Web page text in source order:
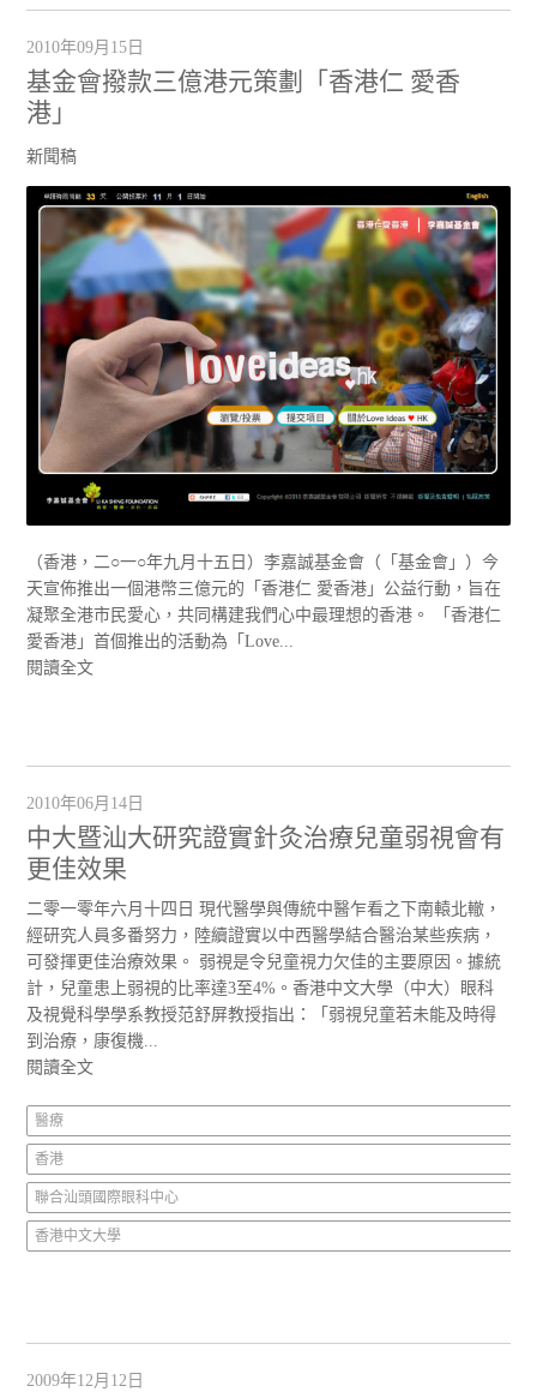
2010年09月15日
基金會撥款三億港元策劃「香港仁 愛香
港」
新聞稿
（香港，二○一○年九月十五日）李嘉誠基金會（「基金會」）今
天宣佈推出一個港幣三億元的「香港仁 愛香港」公益行動，旨在
凝聚全港市民愛心，共同構建我們心中最理想的香港。 「香港仁
愛香港」首個推出的活動為「Love...
閱讀全文
2010年06月14日
中大暨汕大研究證實針灸治療兒童弱視會有
更佳效果
二零一零年六月十四日 現代醫學與傳統中醫乍看之下南轅北轍，
經研究人員多番努力，陸續證實以中西醫學結合醫治某些疾病，
可發揮更佳治療效果。 弱視是令兒童視力欠佳的主要原因。據統
計，兒童患上弱視的比率達3至4%。香港中文大學（中大）眼科
及視覺科學學系教授范舒屏教授指出：「弱視兒童若未能及時得
到治療，康復機...
閱讀全文
醫療
香港
聯合汕頭國際眼科中心
香港中文大學
2009年12月12日